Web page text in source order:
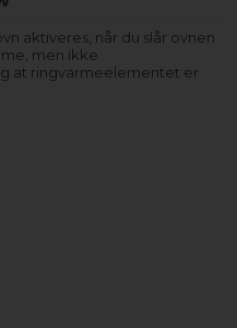
aktiveres, når du slår ovnen
men ikke
at ringvarmeelementet er